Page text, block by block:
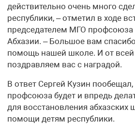
действительно очень много
республики, – отметил в ходе
председателем МГО профсоюза
Абхазии. – Большое вам
помощь нашей школе. И от
поздравляем вас с наградой.
В ответ Сергей Кузин
профсоюза будет и впредь
для восстановления абхазских
помощи детям республики.